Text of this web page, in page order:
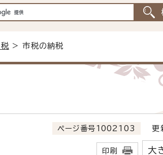
> 市税の納税
ページ番号1002103 更
印刷 大